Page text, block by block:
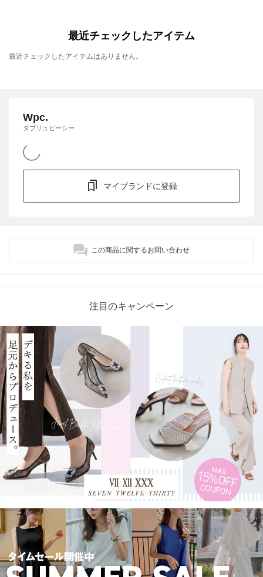
最近チェックしたアイテム
最近チェックしたアイテムはありません。
Wpc.
ダブリュピーシー
マイブランドに登録
この商品に関するお問い合わせ
注目のキャンペーン